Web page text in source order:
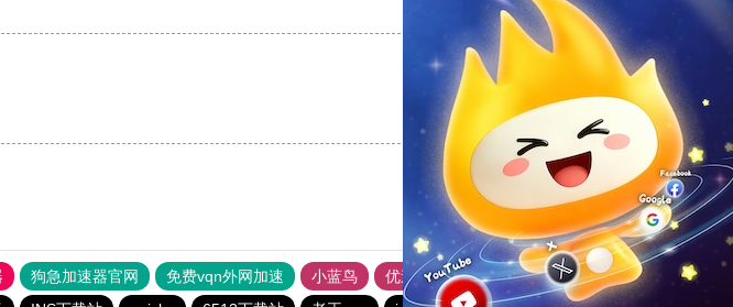
支持
支持 反对
狗急加速器官网 免费vqn外网加速 小蓝鸟 优途加速器官网 风驰加速器
旋风加速器